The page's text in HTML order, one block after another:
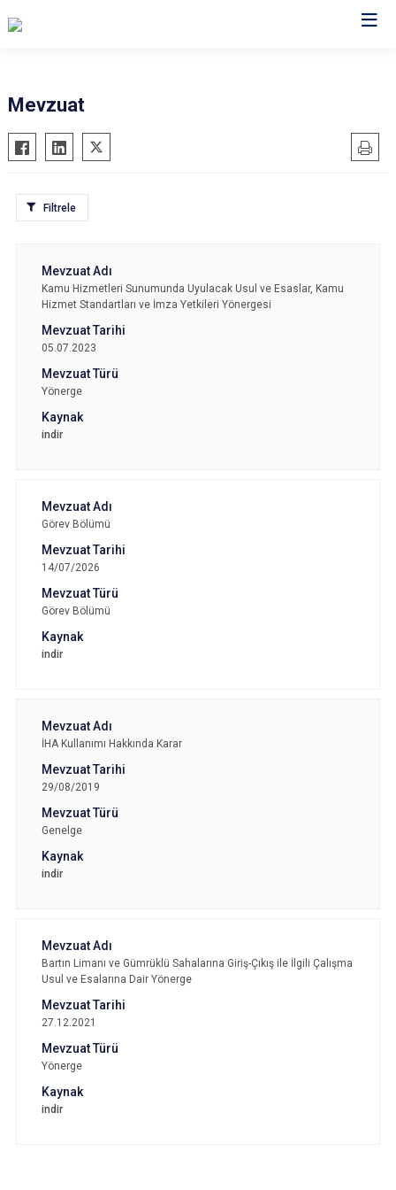
Mevzuat
Filtrele
Kamu Hizmetleri Sunumunda Uyulacak Usul ve Esaslar, Kamu
Hizmet Standartları ve İmza Yetkileri Yönergesi
05.07.2023
Yönerge
indir
Görev Bölümü
14/07/2026
Görev Bölümü
indir
İHA Kullanımı Hakkında Karar
29/08/2019
Genelge
indir
Bartın Limanı ve Gümrüklü Sahalarına Giriş-Çıkış ile İlgili Çalışma
Usul ve Esalarına Dair Yönerge
27.12.2021
Yönerge
indir